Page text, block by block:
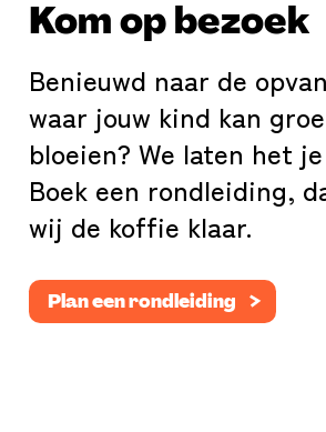
Kom op bezoek
Benieuwd naar de
waar jouw kind kan
bloeien? We laten het
Boek een rondleiding,
wij de koffie klaar.
Plan een rondleiding